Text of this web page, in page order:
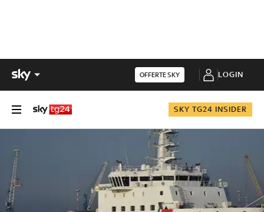
OFFERTE SKY LOGIN
SKY TG24 INSIDER